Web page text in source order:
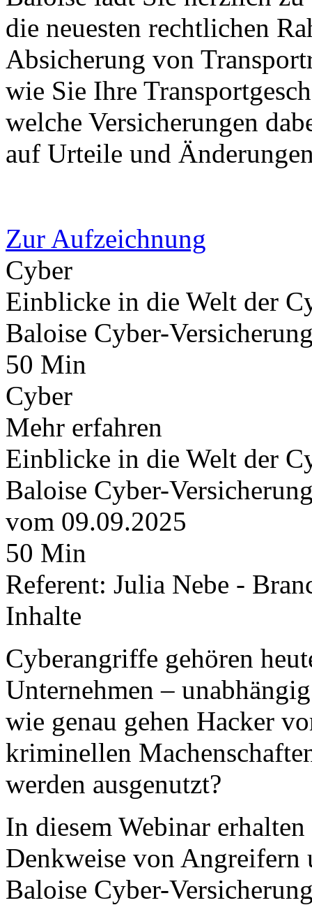
die neuesten rechtlichen
Absicherung von
wie Sie Ihre
welche Versicherungen
auf Urteile und
Zur Aufzeichnung
Cyber
Einblicke in die Welt der
Baloise Cyber-
50 Min
Cyber
Mehr erfahren
Einblicke in die Welt der
Baloise Cyber-
vom 09.09.2025
50 Min
Referent: Julia Nebe -
Inhalte
Cyberangriffe gehören
Unternehmen –
wie genau gehen Hacker
kriminellen
werden ausgenutzt?
In diesem Webinar
Denkweise von Angreifern
Baloise Cyber-